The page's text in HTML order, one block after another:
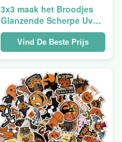
3x3 maak het Broodjes
Glanzende Scherpe Uv
waterdicht van
Douanematrijs Gesneden
Holografische Stickers
Vind De Beste Prijs